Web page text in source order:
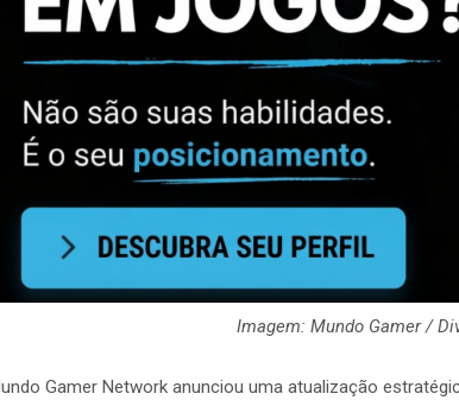
Imagem: Mundo Gamer /
Gamer Network anunciou uma atualização